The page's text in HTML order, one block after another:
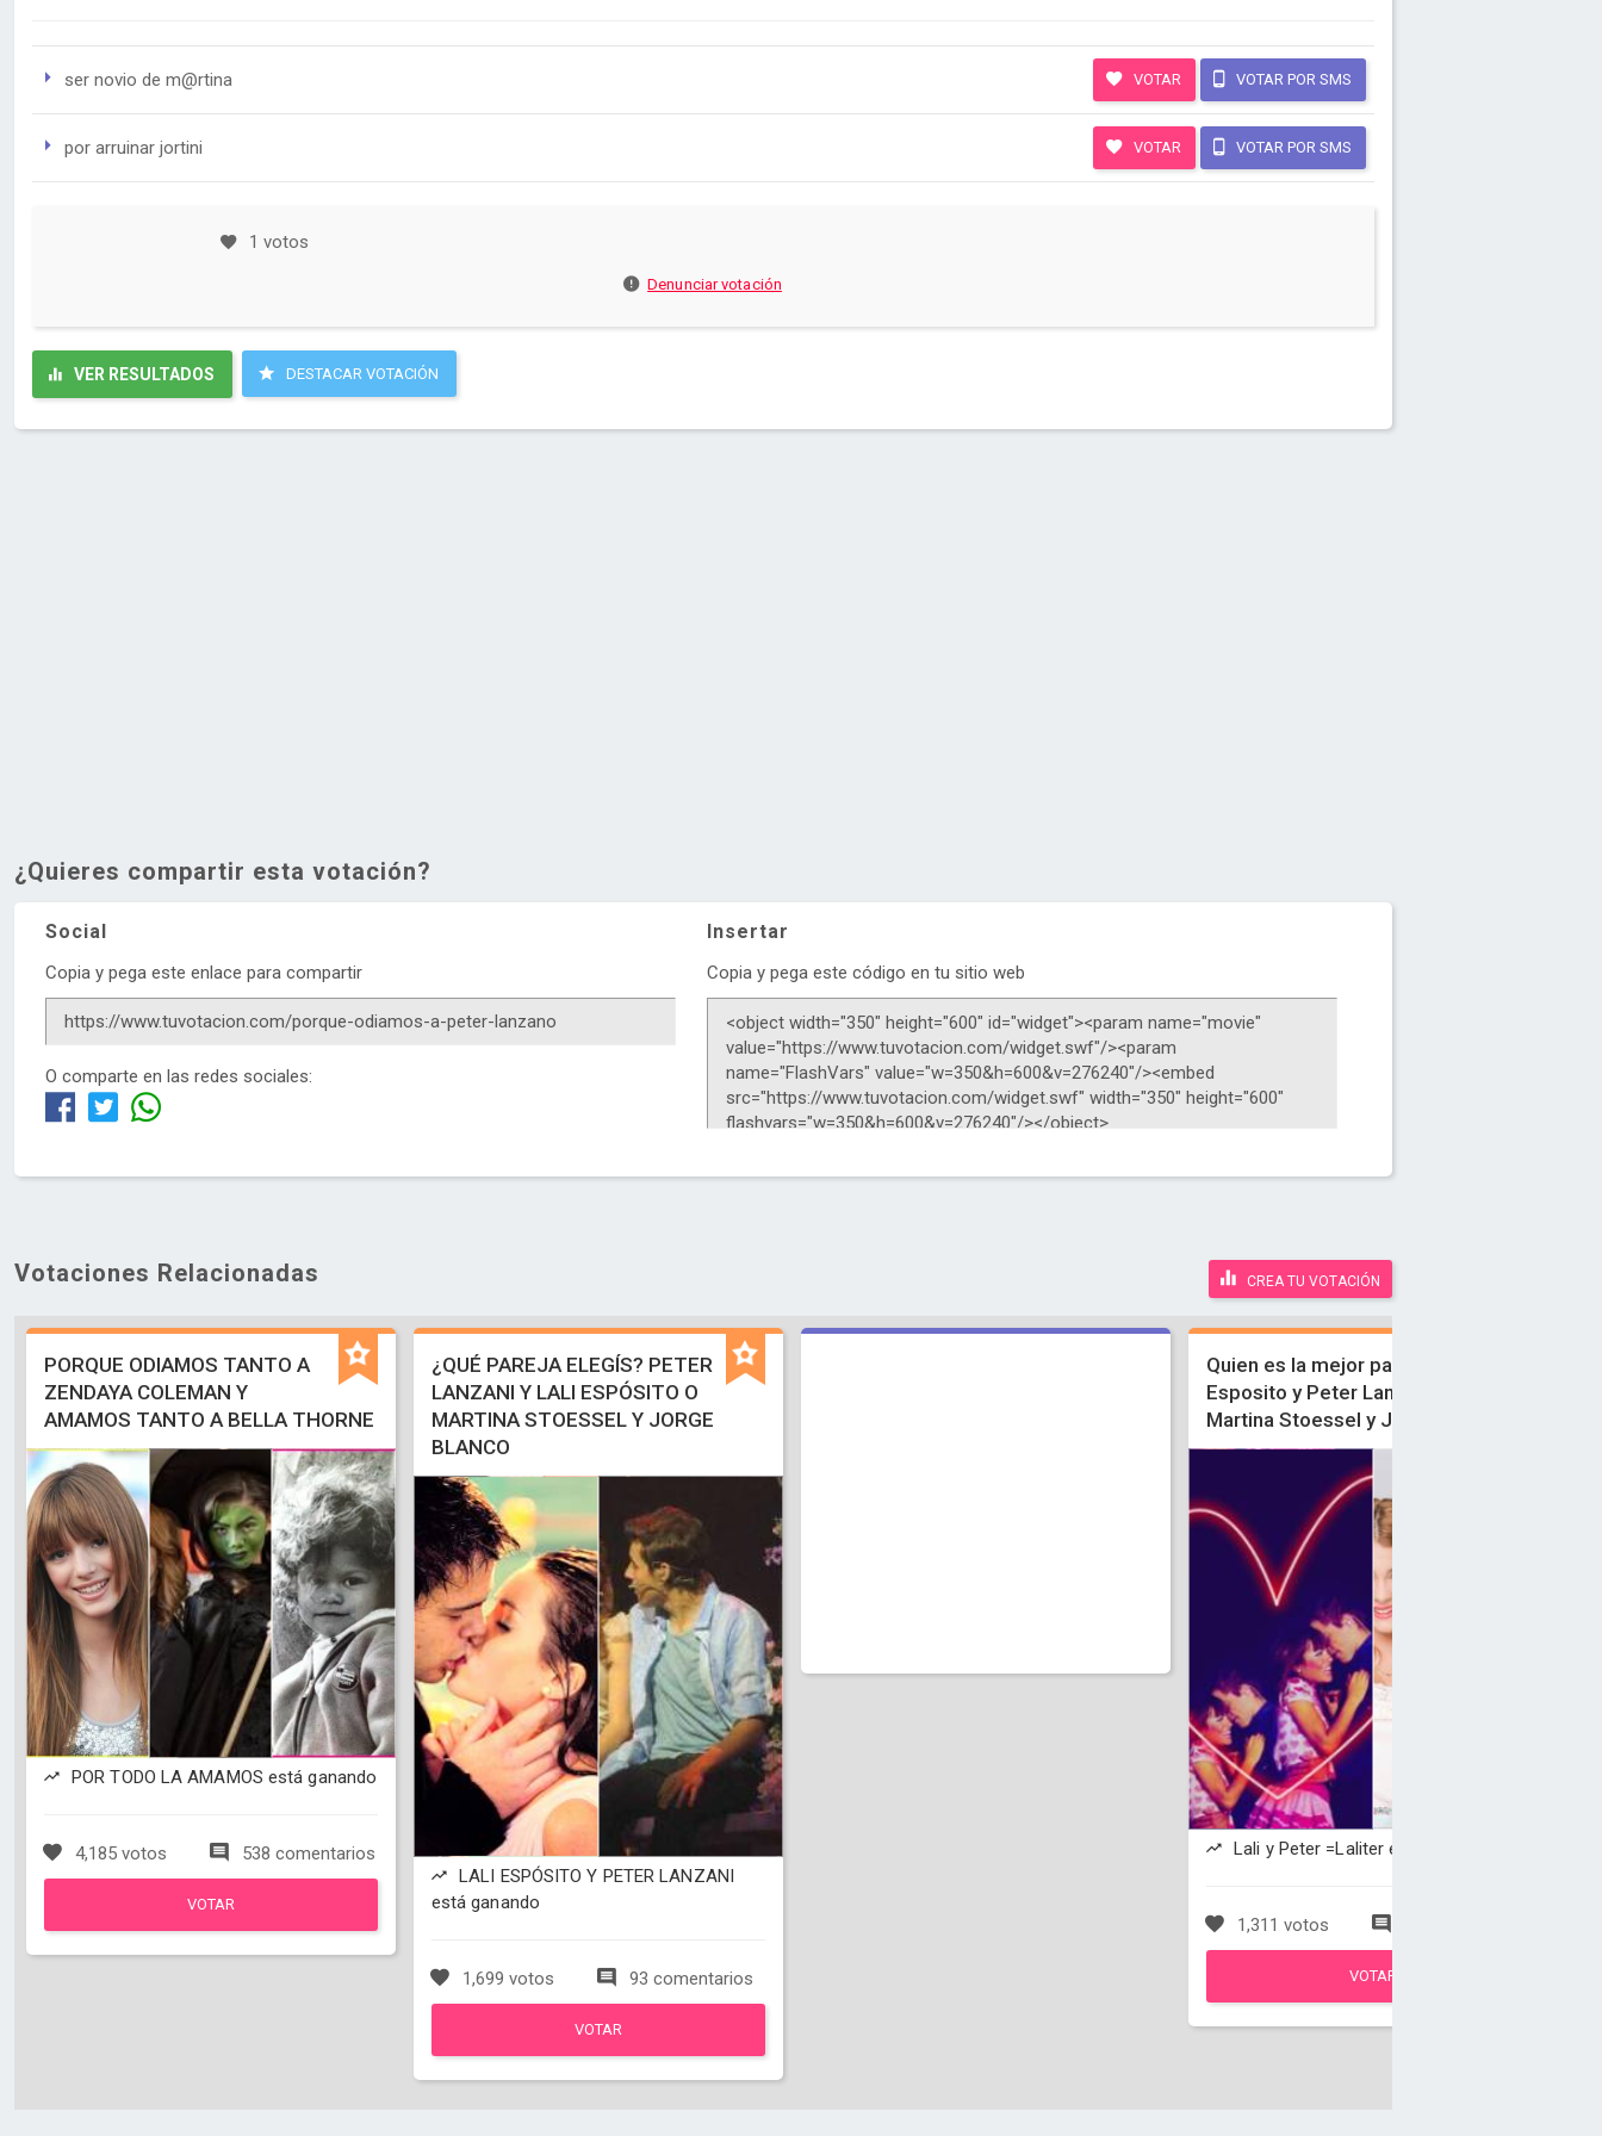
ser novio de m@rtina VOTAR VOTAR POR SMS
por arruinar jortini VOTAR VOTAR POR SMS
1 votos
Denunciar votación
VER RESULTADOS DESTACAR VOTACIÓN
¿Quieres compartir esta votación?
Social Insertar
Copia y pega este enlace para compartir
O comparte en las redes sociales:
Copia y pega este código en tu sitio web
Votaciones Relacionadas CREA TU VOTACIÓN
PORQUE ODIAMOS TANTO A
ZENDAYA COLEMAN Y
AMAMOS TANTO A BELLA THORNE
POR TODO LA AMAMOS está ganando
4,185 votos 538 comentarios
VOTAR
¿QUÉ PAREJA ELEGÍS? PETER
LANZANI Y LALI ESPÓSITO O
MARTINA STOESSEL Y JORGE
BLANCO
LALI ESPÓSITO Y PETER LANZANI
está ganando
1,699 votos 93 comentarios
VOTAR
Quien es la mejor pareja Lali
Esposito y Peter Lanzani o
Martina Stoessel y Jorge Blanco
Lali y Peter =Laliter está ganando
1,311 votos
VOTAR